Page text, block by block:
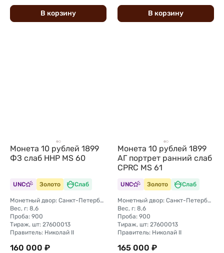
В корзину В корзину
Монета 10 рублей 1899
ФЗ слаб ННР MS 60
UNC Золото Слаб
Монетный двор: Санкт-Петербургский монетный двор
Вес, г: 8,6
Проба: 900
Тираж, шт: 27600013
Правитель: Николай II
160 000 ₽
Монета 10 рублей 1899
АГ портрет ранний слаб
CPRC MS 61
UNC Золото Слаб
Монетный двор: Санкт-Петербургский монетный двор
Вес, г: 8,6
Проба: 900
Тираж, шт: 27600013
Правитель: Николай II
165 000 ₽